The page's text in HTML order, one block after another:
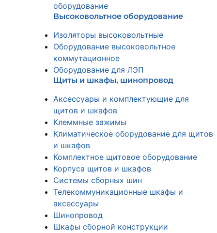
оборудование
Высоковольтное оборудование
Изоляторы высоковольтные
Оборудование высоковольтное
коммутационное
Оборудование для ЛЭП
Щиты и шкафы, шинопровод
Аксессуары и комплектующие для
щитов и шкафов
Клеммные зажимы
Климатическое оборудование для щитов
и шкафов
Комплектное щитовое оборудование
Корпуса щитов и шкафов
Системы сборных шин
Телекоммуникационные шкафы и
аксессуары
Шинопровод
Шкафы сборной конструкции